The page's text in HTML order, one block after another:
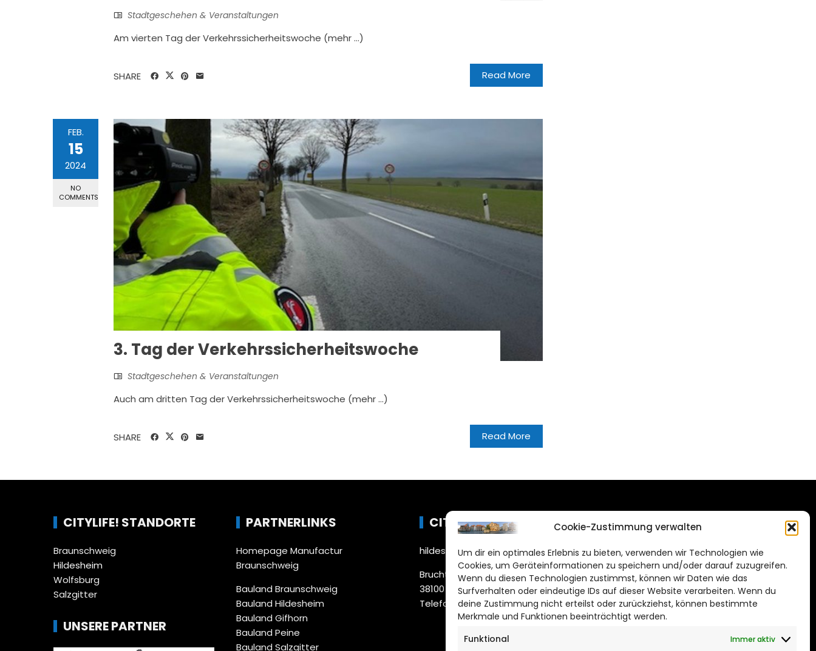
Cookie-Zustimmung verwalten
Um dir ein optimales Erlebnis zu bieten, verwenden wir Technologien wie
Cookies, um Geräteinformationen zu speichern und/oder darauf zuzugreifen.
Wenn du diesen Technologien zustimmst, können wir Daten wie das
Surfverhalten oder eindeutige IDs auf dieser Website verarbeiten. Wenn du
deine Zustimmung nicht erteilst oder zurückziehst, können bestimmte
Merkmale und Funktionen beeinträchtigt werden.
Funktional
Immer aktiv
Stadtgeschehen & Veranstaltungen
Am vierten Tag der Verkehrssicherheitswoche (mehr …)
Read More
SHARE
FEB.
15
2024
NO
COMMENTS
3. Tag der Verkehrssicherheitswoche
Stadtgeschehen & Veranstaltungen
Auch am dritten Tag der Verkehrssicherheitswoche (mehr …)
Read More
SHARE
CITYLIFE! STANDORTE
Braunschweig
Hildesheim
Wolfsburg
Salzgitter
UNSERE PARTNER
PARTNERLINKS
Homepage Manufactur
Braunschweig
Bauland Braunschweig
Bauland Hildesheim
Bauland Gifhorn
Bauland Peine
Bauland Salzgitter
CITYLIFE!
hildesheim@citylifemedien.de
Bruchtorwall 12
38100 Braunschweig
Telefon: 0531 387220 – 65
DAS STADTMAGAZIN
FÜR HILDESHEIM
Impressum
Datenschutzerklärung
Cookie Richtlinie
CITYLIFE! BEI FACEBOOK